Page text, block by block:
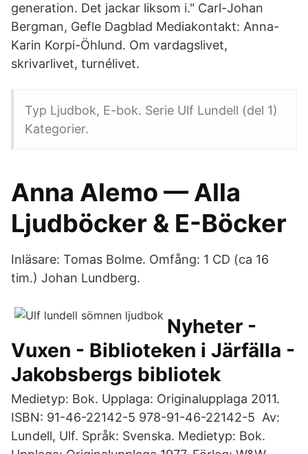
generation. Det jackar liksom i." Carl-Johan
Bergman, Gefle Dagblad Mediakontakt: Anna-
Karin Korpi-Öhlund. Om vardagslivet,
skrivarlivet, turnélivet.
Typ Ljudbok, E-bok. Serie Ulf Lundell (del 1)
Kategorier.
Anna Alemo — Alla
Ljudböcker & E-Böcker
Inläsare: Tomas Bolme. Omfång: 1 CD (ca 16
tim.) Johan Lundberg.
Nyheter -
Vuxen - Biblioteken i Järfälla -
Jakobsbergs bibliotek
Medietyp: Bok. Upplaga: Originalupplaga 2011.
ISBN: 91-46-22142-5 978-91-46-22142-5 Av:
Lundell, Ulf. Språk: Svenska. Medietyp: Bok.